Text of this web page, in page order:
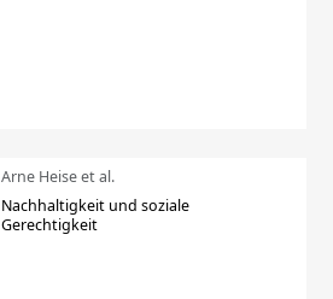
Arne Heise et al.
Nachhaltigkeit und soziale
Gerechtigkeit